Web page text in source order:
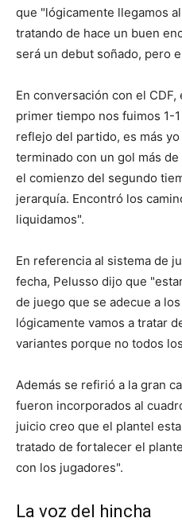
que "lógicamente llegamos
tratando de hace un buen
será un debut soñado, pero
En conversación con el
primer tiempo nos fuimos 1-
reflejo del partido, es más
terminado con un gol más
el comienzo del segundo
jerarquía. Encontró los
liquidamos".
En referencia al sistema de
fecha, Pelusso dijo que
de juego que se adecue a
lógicamente vamos a tratar
variantes porque no todos
Además se refirió a la gran
fueron incorporados al
juicio creo que el plantel
tratado de fortalecer el
con los jugadores".
La voz del hincha